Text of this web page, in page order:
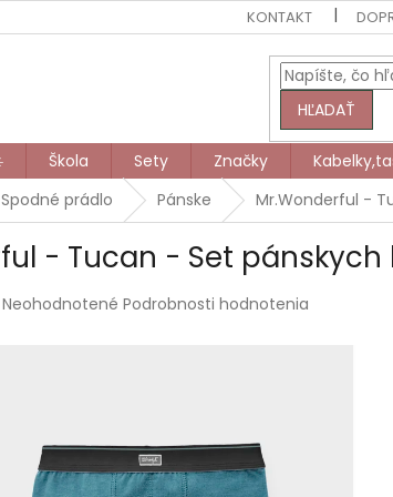
KONTAKT
HĽADAŤ
Škola Sety Značky
Spodné prádlo Pánske Mr.Wonderful -
- Tucan - Set pánskych
Priemerné
hviezdičiek.
Neohodnotené Podrobnosti hodnotenia